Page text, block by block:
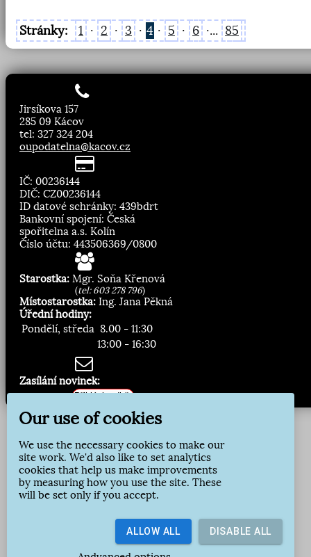
Stránky: 1 · 2 · 3 · 4 · 5 · 6 ·... 85
Jirsíkova 157
285 09 Kácov
tel: 327 324 204
oupodatelna@kacov.cz
IČ: 00236144
DIČ: CZ00236144
ID datové schránky: 439bdrt
Bankovní spojení: Česká
spořitelna a.s. Kolín
Číslo účtu: 443506369/0800
Starostka: Mgr. Soňa Křenová
(tel: 603 278 796)
Místostarostka: Ing. Jana Pěkná
Úřední hodiny:
Pondělí, středa 8.00 - 11:30
13:00 - 16:30
Zasílání novinek:
Přihlásit odběr
Our use of cookies
We use the necessary cookies to make our
site work. We'd also like to set analytics
cookies that help us make improvements
by measuring how you use the site. These
will be set only if you accept.
ALLOW ALL DISABLE ALL